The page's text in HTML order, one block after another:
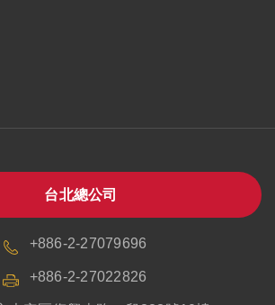
台北總公司
+886-2-27079696
+886-2-27022826